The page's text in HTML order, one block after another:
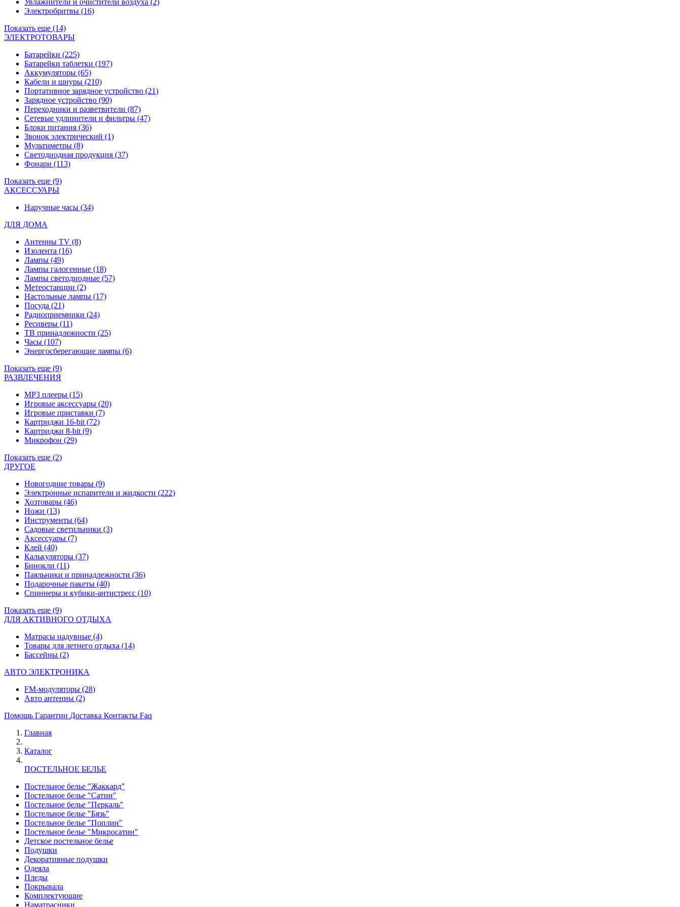
Увлажнители и очистители воздуха (2)
Электробритвы (16)
Показать еще (14)
ЭЛЕКТРОТОВАРЫ
Батарейки (225)
Батарейки таблетки (197)
Аккумуляторы (65)
Кабели и шнуры (210)
Портативное зарядное устройство (21)
Зарядное устройство (90)
Переходники и разветвители (87)
Сетевые удлинители и фильтры (47)
Блоки питания (36)
Звонок электрический (1)
Мультиметры (8)
Светодиодная продукция (37)
Фонари (113)
Показать еще (9)
АКСЕССУАРЫ
Наручные часы (34)
ДЛЯ ДОМА
Антенны TV (8)
Изолента (16)
Лампы (49)
Лампы галогенные (18)
Лампы светодиодные (57)
Метеостанции (2)
Настольные лампы (17)
Посуда (21)
Радиоприемники (24)
Ресиверы (11)
ТВ принадлежности (25)
Часы (107)
Энергосберегающие лампы (6)
Показать еще (9)
РАЗВЛЕЧЕНИЯ
MP3 плееры (15)
Игровые аксессуары (20)
Игровые приставки (7)
Картриджи 16-bit (72)
Картриджи 8-bit (9)
Микрофон (29)
Показать еще (2)
ДРУГОЕ
Новогодние товары (9)
Электронные испарители и жидкости (222)
Хозтовары (46)
Ножи (13)
Инструменты (64)
Садовые светильники (3)
Аксессуары (7)
Клей (40)
Калькуляторы (37)
Бинокли (11)
Паяльники и принадлежности (36)
Подарочные пакеты (40)
Спиннеры и кубики-антистресс (10)
Показать еще (9)
ДЛЯ АКТИВНОГО ОТДЫХА
Матрасы надувные (4)
Товары для летнего отдыха (14)
Бассейны (2)
АВТО ЭЛЕКТРОНИКА
FM-модуляторы (28)
Авто антенны (2)
Помощь Гарантии Доставка Контакты Faq
Главная
Каталог
ПОСТЕЛЬНОЕ БЕЛЬЕ
Постельное белье "Жаккард"
Постельное белье "Сатин"
Постельное белье "Перкаль"
Постельное белье "Бязь"
Постельное белье "Поплин"
Постельное белье "Микросатин"
Детское постельное белье
Подушки
Декоративные подушки
Одеяла
Пледы
Покрывала
Комплектующие
Наматрасники